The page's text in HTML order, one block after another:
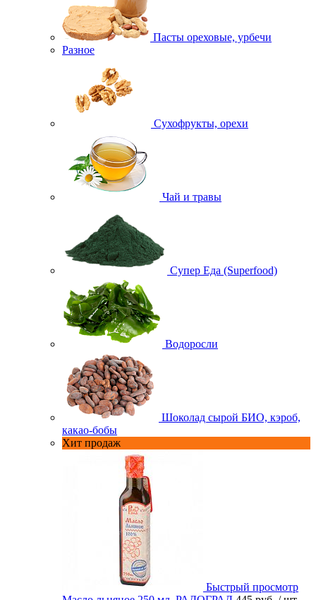
Пасты ореховые, урбечи
Разное
Сухофрукты, орехи
Чай и травы
Супер Еда (Superfood)
Водоросли
Шоколад сырой БИО, кэроб,
какао-бобы
Хит продаж
Быстрый просмотр